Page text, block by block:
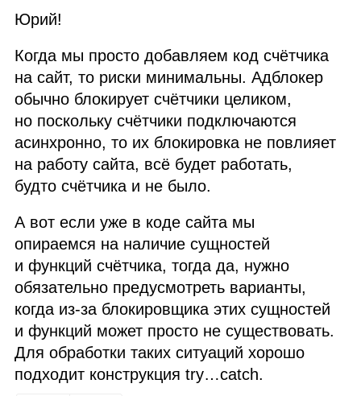
Юрий!
Когда мы просто добавляем код счётчика
на сайт, то риски минимальны. Адблокер
обычно блокирует счётчики целиком,
но поскольку счётчики подключаются
асинхронно, то их блокировка не повлияет
на работу сайта, всё будет работать,
будто счётчика и не было.
А вот если уже в коде сайта мы
опираемся на наличие сущностей
и функций счётчика, тогда да, нужно
обязательно предусмотреть варианты,
когда из‑за блокировщика этих сущностей
и функций может просто не существовать.
Для обработки таких ситуаций хорошо
подходит конструкция try…catch.